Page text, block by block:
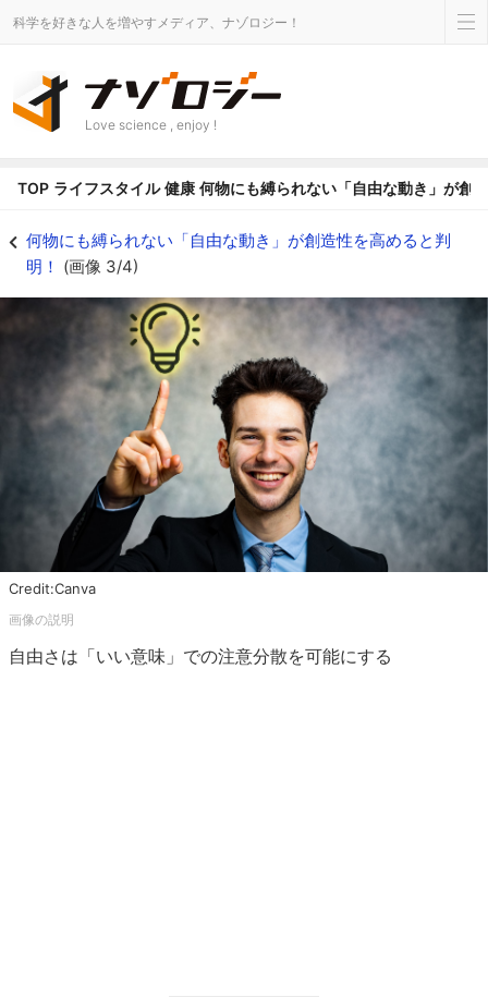
科学を好きな人を増やすメディア、ナゾロジー！
Love science , enjoy !
TOP ライフスタイル 健康 何物にも縛られない「自由な動き」が創
何物にも縛られない「自由な動き」が創造性を高めると判
明！ (画像 3/4)
Credit:Canva
自由さは「いい意味」での注意分散を可能にする